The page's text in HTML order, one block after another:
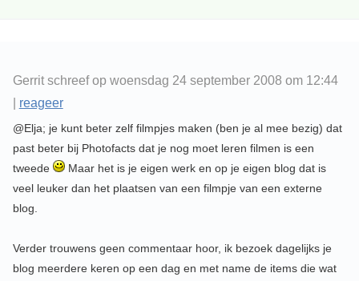
Gerrit schreef op woensdag 24 september 2008 om 12:44
reageer
@Elja; je kunt beter zelf filmpjes maken (ben je al mee bezig) dat
past beter bij Photofacts dat je nog moet leren filmen is een
tweede
Maar het is je eigen werk en op je eigen blog dat is
veel leuker dan het plaatsen van een filmpje van een externe
blog.
Verder trouwens geen commentaar hoor, ik bezoek dagelijks je
blog meerdere keren op een dag en met name de items die wat